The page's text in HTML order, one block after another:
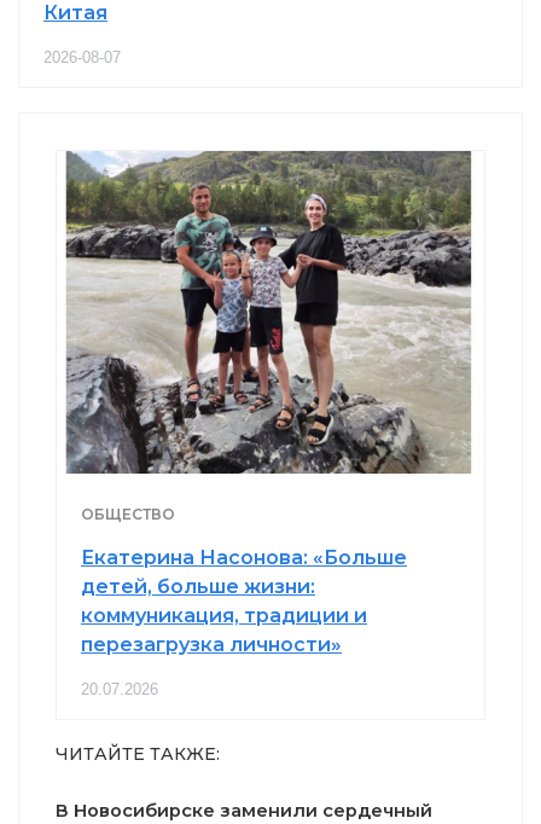
Китая
2026-08-07
ОБЩЕСТВО
Екатерина Насонова: «Больше
детей, больше жизни:
коммуникация, традиции и
перезагрузка личности»
20.07.2026
ЧИТАЙТЕ ТАКЖЕ:
В Новосибирске заменили сердечный